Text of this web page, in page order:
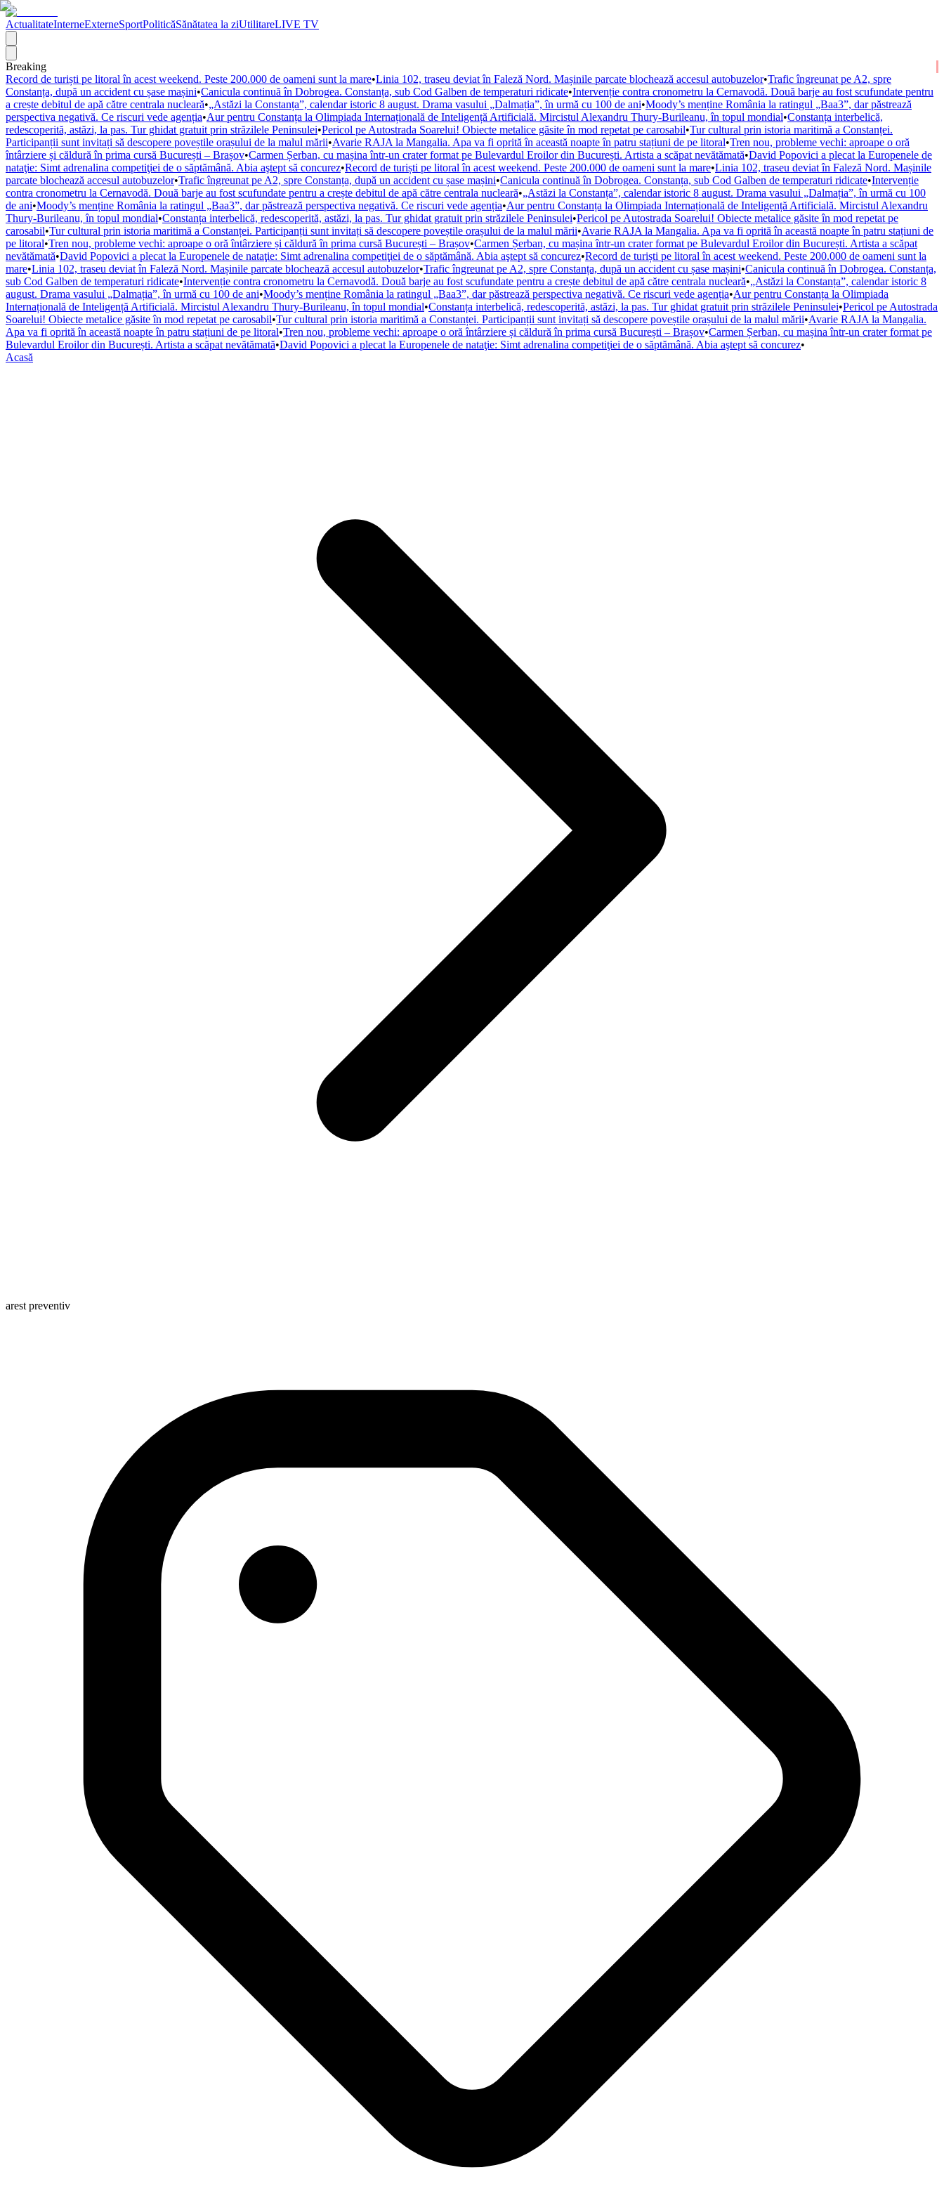
ActualitateInterneExterneSportPoliticăSănătatea la ziUtilitareLIVE TV
Breaking
Record de turiști pe litoral în acest weekend. Peste 200.000 de oameni sunt la mare•Linia 102, traseu deviat în Faleză Nord. Mașinile parcate blochează accesul autobuzelor•Trafic îngreunat pe A2, spre
Constanța, după un accident cu șase mașini•Canicula continuă în Dobrogea. Constanța, sub Cod Galben de temperaturi ridicate•Intervenție contra cronometru la Cernavodă. Două barje au fost scufundate pentru
a crește debitul de apă către centrala nucleară•„Astăzi la Constanța”, calendar istoric 8 august. Drama vasului „Dalmația”, în urmă cu 100 de ani•Moody’s menține România la ratingul „Baa3”, dar păstrează
perspectiva negativă. Ce riscuri vede agenția•Aur pentru Constanța la Olimpiada Internațională de Inteligență Artificială. Mircistul Alexandru Thury-Burileanu, în topul mondial•Constanța interbelică,
redescoperită, astăzi, la pas. Tur ghidat gratuit prin străzilele Peninsulei•Pericol pe Autostrada Soarelui! Obiecte metalice găsite în mod repetat pe carosabil•Tur cultural prin istoria maritimă a Constanței.
Participanții sunt invitați să descopere poveștile orașului de la malul mării•Avarie RAJA la Mangalia. Apa va fi oprită în această noapte în patru stațiuni de pe litoral•Tren nou, probleme vechi: aproape o oră
întârziere și căldură în prima cursă București – Brașov•Carmen Șerban, cu mașina într-un crater format pe Bulevardul Eroilor din București. Artista a scăpat nevătămată•David Popovici a plecat la Europenele de
nataţie: Simt adrenalina competiţiei de o săptămână. Abia aştept să concurez•Record de turiști pe litoral în acest weekend. Peste 200.000 de oameni sunt la mare•Linia 102, traseu deviat în Faleză Nord. Mașinile
parcate blochează accesul autobuzelor•Trafic îngreunat pe A2, spre Constanța, după un accident cu șase mașini•Canicula continuă în Dobrogea. Constanța, sub Cod Galben de temperaturi ridicate•Intervenție
contra cronometru la Cernavodă. Două barje au fost scufundate pentru a crește debitul de apă către centrala nucleară•„Astăzi la Constanța”, calendar istoric 8 august. Drama vasului „Dalmația”, în urmă cu 100
de ani•Moody’s menține România la ratingul „Baa3”, dar păstrează perspectiva negativă. Ce riscuri vede agenția•Aur pentru Constanța la Olimpiada Internațională de Inteligență Artificială. Mircistul Alexandru
Thury-Burileanu, în topul mondial•Constanța interbelică, redescoperită, astăzi, la pas. Tur ghidat gratuit prin străzilele Peninsulei•Pericol pe Autostrada Soarelui! Obiecte metalice găsite în mod repetat pe
carosabil•Tur cultural prin istoria maritimă a Constanței. Participanții sunt invitați să descopere poveștile orașului de la malul mării•Avarie RAJA la Mangalia. Apa va fi oprită în această noapte în patru stațiuni de
pe litoral•Tren nou, probleme vechi: aproape o oră întârziere și căldură în prima cursă București – Brașov•Carmen Șerban, cu mașina într-un crater format pe Bulevardul Eroilor din București. Artista a scăpat
nevătămată•David Popovici a plecat la Europenele de nataţie: Simt adrenalina competiţiei de o săptămână. Abia aştept să concurez•Record de turiști pe litoral în acest weekend. Peste 200.000 de oameni sunt la
mare•Linia 102, traseu deviat în Faleză Nord. Mașinile parcate blochează accesul autobuzelor•Trafic îngreunat pe A2, spre Constanța, după un accident cu șase mașini•Canicula continuă în Dobrogea. Constanța,
sub Cod Galben de temperaturi ridicate•Intervenție contra cronometru la Cernavodă. Două barje au fost scufundate pentru a crește debitul de apă către centrala nucleară•„Astăzi la Constanța”, calendar istoric 8
august. Drama vasului „Dalmația”, în urmă cu 100 de ani•Moody’s menține România la ratingul „Baa3”, dar păstrează perspectiva negativă. Ce riscuri vede agenția•Aur pentru Constanța la Olimpiada
Internațională de Inteligență Artificială. Mircistul Alexandru Thury-Burileanu, în topul mondial•Constanța interbelică, redescoperită, astăzi, la pas. Tur ghidat gratuit prin străzilele Peninsulei•Pericol pe Autostrada
Soarelui! Obiecte metalice găsite în mod repetat pe carosabil•Tur cultural prin istoria maritimă a Constanței. Participanții sunt invitați să descopere poveștile orașului de la malul mării•Avarie RAJA la Mangalia.
Apa va fi oprită în această noapte în patru stațiuni de pe litoral•Tren nou, probleme vechi: aproape o oră întârziere și căldură în prima cursă București – Brașov•Carmen Șerban, cu mașina într-un crater format pe
Bulevardul Eroilor din București. Artista a scăpat nevătămată•David Popovici a plecat la Europenele de nataţie: Simt adrenalina competiţiei de o săptămână. Abia aştept să concurez•
Acasă
arest preventiv